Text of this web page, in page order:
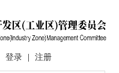
登录 注册